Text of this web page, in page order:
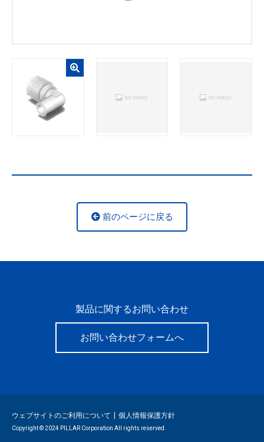
前のページに戻る
製品に関するお問い合わせ
お問い合わせフォームへ
ウェブサイトのご利用について 個人情報保護方針
Copyright © 2024 PILLAR Corporation All rights reserved.